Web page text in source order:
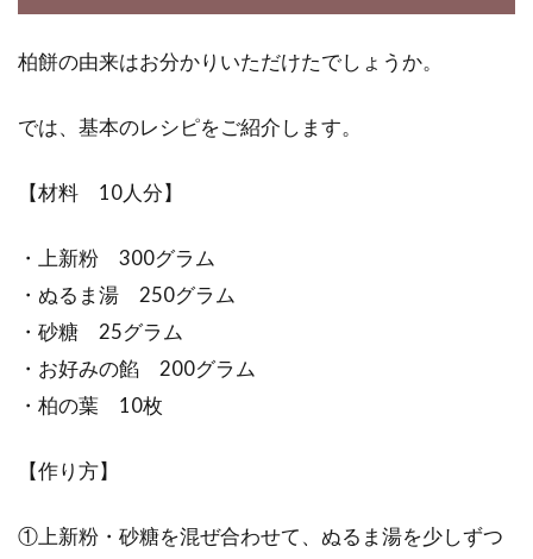
ごまの栄養とは？ごまの消化、栄養
の吸収を良くする方法は？
ん、ごまの持つ万能パワーで様々なことに使わ
イタリアンの定番スイーツ、ティラミス。作る
食パンと砂糖を使ったおやつレシピ
柏餅の由来はお分かりいただけたでしょうか。
では、基本のレシピをご紹介します。
【材料 10人分】
・上新粉 300グラム
・ぬるま湯 250グラム
・砂糖 25グラム
・お好みの餡 200グラム
・柏の葉 10枚
【作り方】
①上新粉・砂糖を混ぜ合わせて、ぬるま湯を少しずつ